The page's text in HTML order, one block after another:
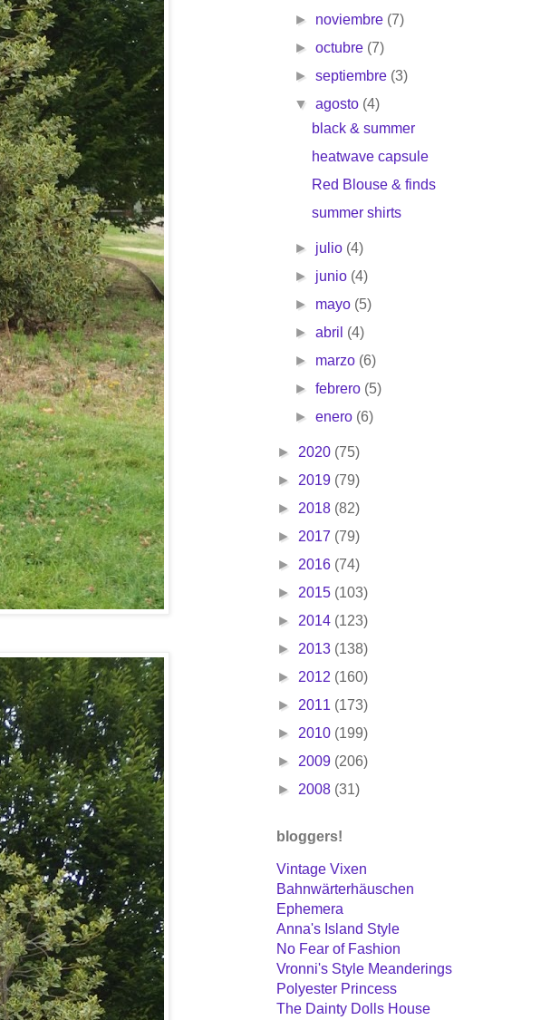
► noviembre (7)
► octubre (7)
► septiembre (3)
▼ agosto (4)
black & summer
heatwave capsule
Red Blouse & finds
summer shirts
► julio (4)
► junio (4)
► mayo (5)
► abril (4)
► marzo (6)
► febrero (5)
► enero (6)
► 2020 (75)
► 2019 (79)
► 2018 (82)
► 2017 (79)
► 2016 (74)
► 2015 (103)
► 2014 (123)
► 2013 (138)
► 2012 (160)
► 2011 (173)
► 2010 (199)
► 2009 (206)
► 2008 (31)
bloggers!
Vintage Vixen
Bahnwärterhäuschen
Ephemera
Anna's Island Style
No Fear of Fashion
Vronni's Style Meanderings
Polyester Princess
The Dainty Dolls House